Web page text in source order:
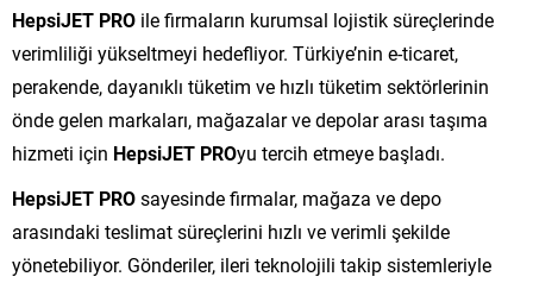
HepsiJET PRO ile firmaların kurumsal lojistik süreçlerinde
verimliliği yükseltmeyi hedefliyor. Türkiye’nin e-ticaret,
perakende, dayanıklı tüketim ve hızlı tüketim sektörlerinin
önde gelen markaları, mağazalar ve depolar arası taşıma
hizmeti için HepsiJET PROyu tercih etmeye başladı.
HepsiJET PROsayesinde firmalar, mağaza ve depo
arasındaki teslimat süreçlerini hızlı ve verimli şekilde
yönetebiliyor. Gönderiler, ileri teknolojili takip sistemleriyle